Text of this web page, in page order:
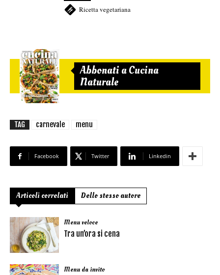
Ricetta vegetariana
Abbonati a Cucina
Naturale
TAG carnevale menu
Facebook Twitter Linkedin
Articoli correlati Dello stesso autore
Menu veloce
Tra un’ora si cena
Menu da invito